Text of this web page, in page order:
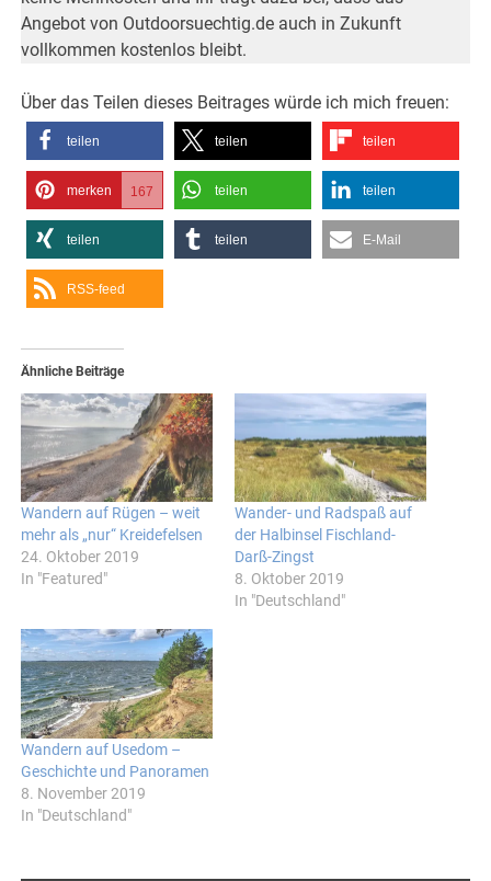
Angebot von Outdoorsuechtig.de auch in Zukunft
vollkommen kostenlos bleibt.
Über das Teilen dieses Beitrages würde ich mich freuen:
teilen teilen teilen
merken 167 teilen teilen
teilen teilen E-Mail
RSS-feed
Ähnliche Beiträge
Wandern auf Rügen – weit
mehr als „nur“ Kreidefelsen
24. Oktober 2019
In "Featured"
Wander- und Radspaß auf
der Halbinsel Fischland-
Darß-Zingst
8. Oktober 2019
In "Deutschland"
Wandern auf Usedom –
Geschichte und Panoramen
8. November 2019
In "Deutschland"